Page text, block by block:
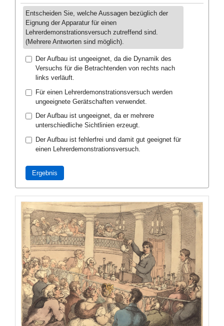
Entscheiden Sie, welche Aussagen bezüglich der
Eignung der Apparatur für einen
Lehrerdemonstrationsversuch zutreffend sind.
(Mehrere Antworten sind möglich).
Der Aufbau ist ungeeignet, da die Dynamik des
Versuchs für die Betrachtenden von rechts nach
links verläuft.
Für einen Lehrerdemonstrationsversuch werden
ungeeignete Gerätschaften verwendet.
Der Aufbau ist ungeeignet, da er mehrere
unterschiedliche Sichtlinien erzeugt.
Der Aufbau ist fehlerfrei und damit gut geeignet für
einen Lehrerdemonstrationsversuch.
Ergebnis